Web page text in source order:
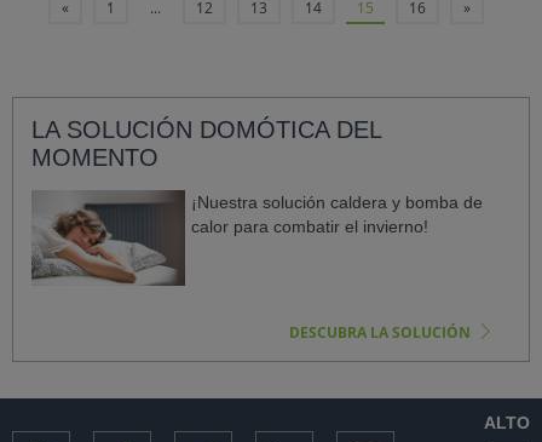
« 1 ... 12 13 14 15 16 »
LA SOLUCIÓN DOMÓTICA DEL
MOMENTO
¡Nuestra solución caldera y bomba de
calor para combatir el invierno!
DESCUBRA LA SOLUCIÓN
ALTO